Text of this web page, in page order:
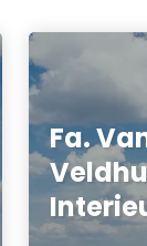
Fa.